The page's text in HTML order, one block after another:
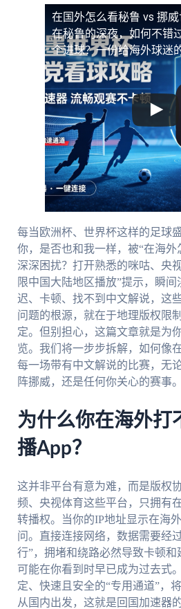
在国外怎么看秘鲁 vs 挪
在秘鲁的深夜，如何不错
个进球？一份给海外球迷
每当欧洲杯、世界杯这样的足球
你，是否也和我一样，被“在海外
深深困扰？打开熟悉的咪咕、央
限中国大陆地区播放”提示，瞬
迟、卡顿、找不到中文解说，这
问题的根源，就在于地理版权限
定。但别担心，这篇文章就是为
览。我们将一步步拆解，如何像
每一场带有中文解说的比赛，无
阵挪威，还是任何你关心的赛事。
为什么你在海外打
播App？
这并非平台有意为难，而是版权
频、央视体育这些平台，只拥有
转播权。当你的IP地址显示在海
问。直接连接网络，数据需要经
行”，拥堵和绕路必然导致卡顿
可能在你看到时早已成为过去式
定、快速且安全的“专用通道”，
从国内出发，这就是回国加速器